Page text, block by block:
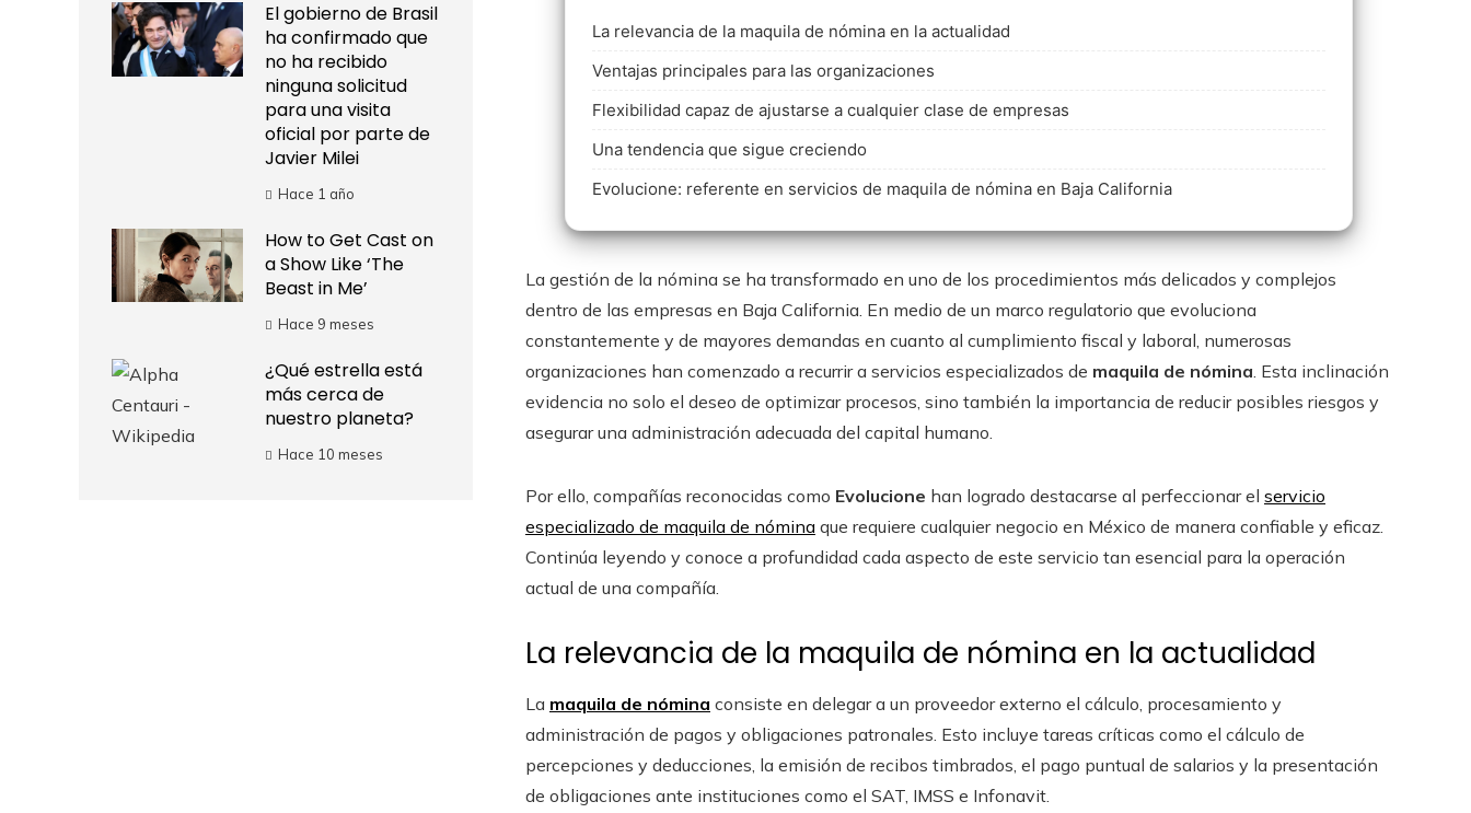
La relevancia de la maquila de nómina en la actualidad
Ventajas principales para las organizaciones
Flexibilidad capaz de ajustarse a cualquier clase de empresas
Una tendencia que sigue creciendo
Evolucione: referente en servicios de maquila de nómina en Baja California
La gestión de la nómina se ha transformado en uno de los procedimientos más delicados y complejos
dentro de las empresas en Baja California. En medio de un marco regulatorio que evoluciona
constantemente y de mayores demandas en cuanto al cumplimiento fiscal y laboral, numerosas
organizaciones han comenzado a recurrir a servicios especializados de maquila de nómina . Esta inclinación
evidencia no solo el deseo de optimizar procesos, sino también la importancia de reducir posibles riesgos y
asegurar una administración adecuada del capital humano.
Por ello, compañías reconocidas como Evolucione han logrado destacarse al perfeccionar el servicio
especializado de maquila de nómina que requiere cualquier negocio en México de manera confiable y eficaz.
Continúa leyendo y conoce a profundidad cada aspecto de este servicio tan esencial para la operación
actual de una compañía.
La relevancia de la maquila de nómina en la actualidad
La maquila de nómina consiste en delegar a un proveedor externo el cálculo, procesamiento y
administración de pagos y obligaciones patronales. Esto incluye tareas críticas como el cálculo de
percepciones y deducciones, la emisión de recibos timbrados, el pago puntual de salarios y la presentación
de obligaciones ante instituciones como el SAT, IMSS e Infonavit.
El gobierno de Brasil
ha confirmado que
no ha recibido
ninguna solicitud
para una visita
oficial por parte de
Javier Milei
Hace 1 año
How to Get Cast on
a Show Like ‘The
Beast in Me’
Hace 9 meses
¿Qué estrella está
más cerca de
nuestro planeta?
Hace 10 meses